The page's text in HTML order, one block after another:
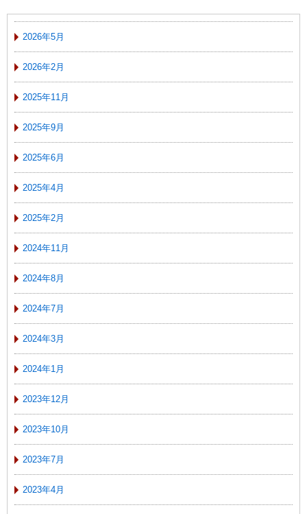
2026年5月
2026年2月
2025年11月
2025年9月
2025年6月
2025年4月
2025年2月
2024年11月
2024年8月
2024年7月
2024年3月
2024年1月
2023年12月
2023年10月
2023年7月
2023年4月